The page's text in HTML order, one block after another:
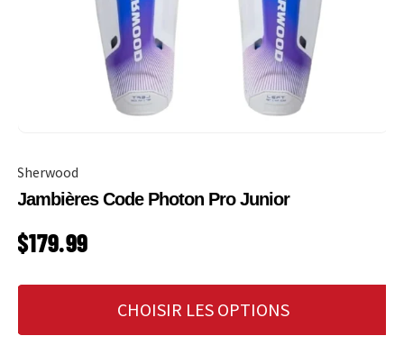
Sherwood
Jambières Code Photon Pro Junior
PRIX HABITUEL
$179.99
CHOISIR LES OPTIONS